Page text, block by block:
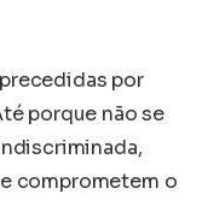
por
porque não se
comprometem o